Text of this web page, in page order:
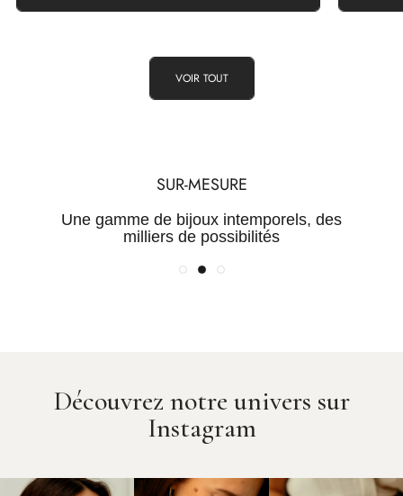
VOIR TOUT
métaux rares
SUR-MESURE
Une gamme de bijoux intemporels, des
milliers de possibilités
valeur pour des prix justes
Découvrez notre univers sur
Instagram